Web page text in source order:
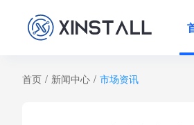
首页 / 新闻中心 / 市场资讯